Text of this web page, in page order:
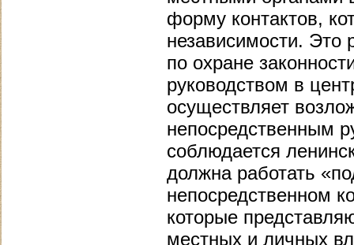
форму контактов,
независимости. Это
по охране
руководством в
осуществляет
непосредственным
соблюдается
должна работать
непосредственном
которые
местных и личных